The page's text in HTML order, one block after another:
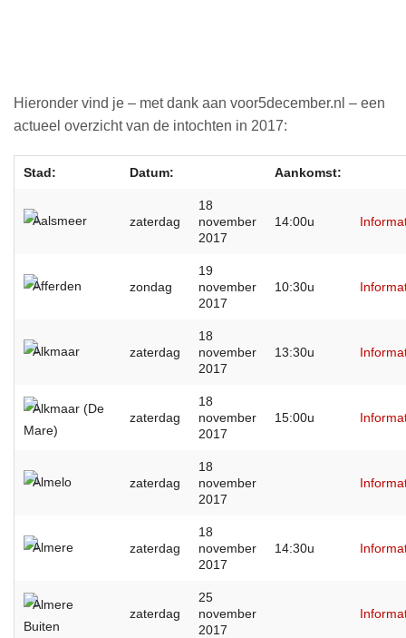
Hieronder vind je – met dank aan voor5december.nl – een
actueel overzicht van de intochten in 2017:
Stad: Datum: Aankomst:
Aalsmeer zaterdag
18
november
2017
14:00u
Afferden zondag
19
november
2017
10:30u
Alkmaar zaterdag
18
november
2017
13:30u
Alkmaar (De
Mare)
zaterdag
18
november
2017
15:00u
Almelo zaterdag
18
november
2017
Almere zaterdag
18
november
2017
14:30u
Almere
Buiten
zaterdag
25
november
2017